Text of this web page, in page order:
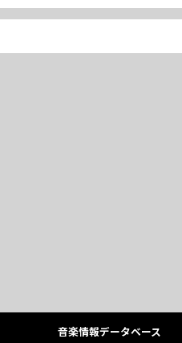
音楽情報データベース